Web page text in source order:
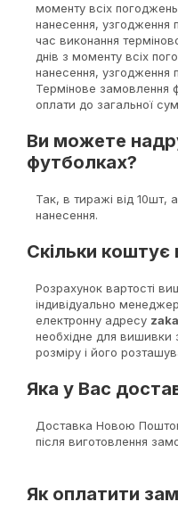
моменту всіх
нанесення, узгодження
час виконання
днів з моменту всіх
нанесення, узгодження
Термінове замовлення
оплати до загальної
Ви можете
футболках?
Так, в тиражі від 10шт,
нанесення.
Скільки коштує
Розрахунок вартості
індивідуально
електронну адресу
необхідне для вишивки
розміру і його
Яка у Вас
Доставка Новою
після виготовлення
Як оплатити